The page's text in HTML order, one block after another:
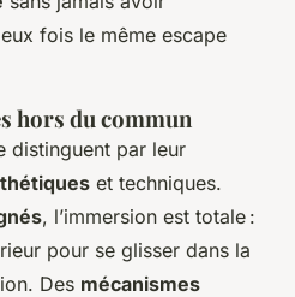
fois le même escape
hors du commun
distinguent par leur
et techniques.
, l’immersion est totale :
pour se glisser dans la
Des mécanismes